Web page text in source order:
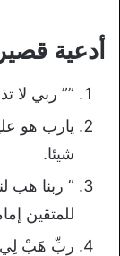
أدعية
‏”” ربي لا
يارب هو
شيئا.
‏” ربنا هب
للمتقين
ربِّ هَبْ لِي